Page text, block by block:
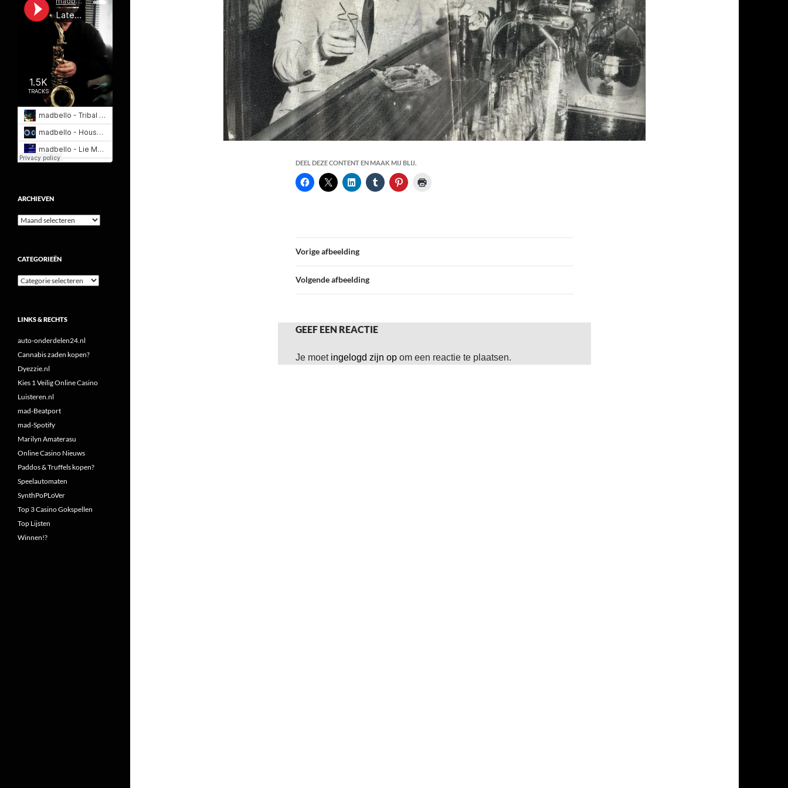
DEEL DEZE CONTENT EN MAAK MIJ BLIJ.
Vorige afbeelding
Volgende afbeelding
GEEF EEN REACTIE
Je moet ingelogd zijn op om een reactie te plaatsen.
ARCHIEVEN
Archieven
CATEGORIEËN
Categorieën
LINKS & RECHTS
auto-onderdelen24.nl
Cannabis zaden kopen?
Dyezzie.nl
Kies 1 Veilig Online Casino
Luisteren.nl
mad-Beatport
mad-Spotify
Marilyn Amaterasu
Online Casino Nieuws
Paddos & Truffels kopen?
Speelautomaten
SynthPoPLoVer
Top 3 Casino Gokspellen
Top Lijsten
Winnen!?